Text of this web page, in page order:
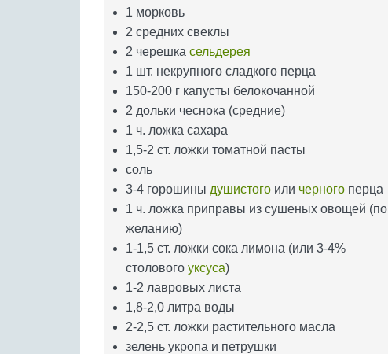
1 морковь
2 средних свеклы
2 черешка сельдерея
1 шт. некрупного сладкого перца
150-200 г капусты белокочанной
2 дольки чеснока (средние)
1 ч. ложка сахара
1,5-2 ст. ложки томатной пасты
соль
3-4 горошины душистого или черного перца
1 ч. ложка приправы из сушеных овощей (по
желанию)
1-1,5 ст. ложки сока лимона (или 3-4%
столового уксуса)
1-2 лавровых листа
1,8-2,0 литра воды
2-2,5 ст. ложки растительного масла
зелень укропа и петрушки